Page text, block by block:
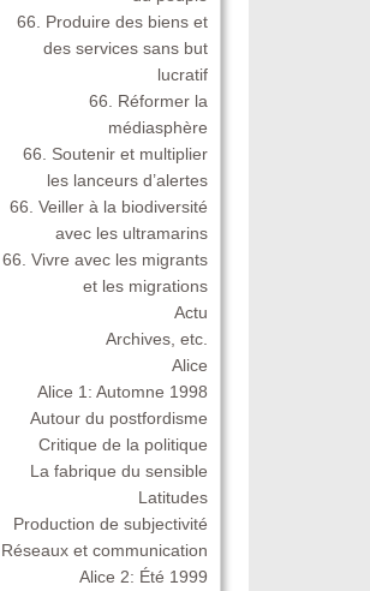
66. Produire des biens et
des services sans but
lucratif
66. Réformer la
médiasphère
66. Soutenir et multiplier
les lanceurs d’alertes
66. Veiller à la biodiversité
avec les ultramarins
66. Vivre avec les migrants
et les migrations
Actu
Archives, etc.
Alice
Alice 1: Automne 1998
Autour du postfordisme
Critique de la politique
La fabrique du sensible
Latitudes
Production de subjectivité
Réseaux et communication
Alice 2: Été 1999